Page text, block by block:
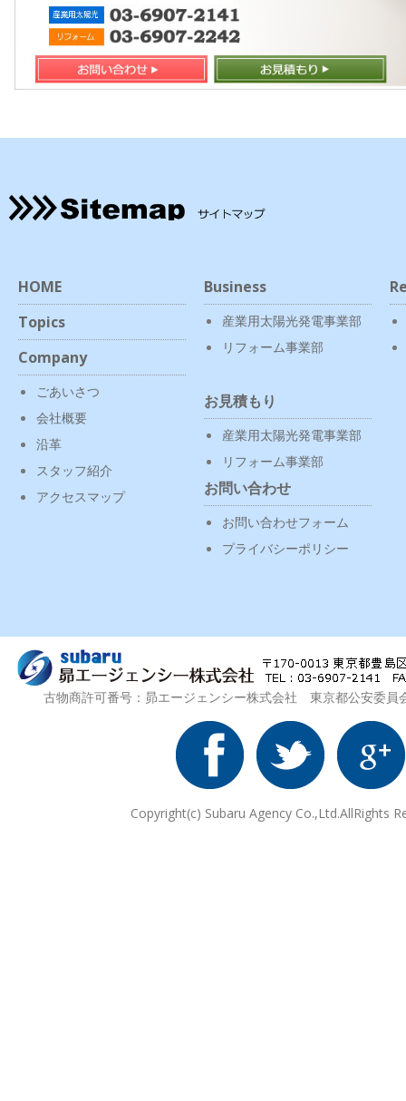
HOME
Topics
Company
ごあいさつ
会社概要
沿革
スタッフ紹介
アクセスマップ
Business
産業用太陽光発電事業部
リフォーム事業部
お見積もり
産業用太陽光発電事業部
リフォーム事業部
お問い合わせ
お問い合わせフォーム
プライバシーポリシー
古物商許可番号：昴エージェンシー株式会社 東京都公安委
Copyright(c) Subaru Agency Co.,Ltd.AllRights